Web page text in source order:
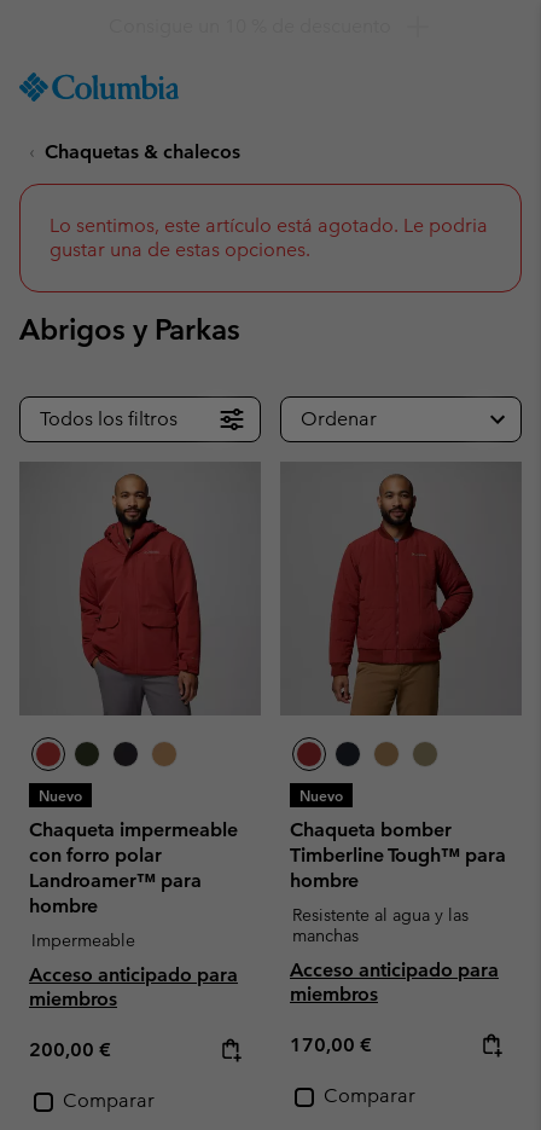
TO
SKIP
NAV
SKIP
TO
SEARCH
Chaquetas & chalecos
Lo sentimos, este artículo está agotado. Le podria
gustar una de estas opciones.
Abrigos y Parkas
Todos los filtros Ordenar
Nuevo
Chaqueta impermeable
con forro polar
Landroamer™ para
hombre
Impermeable
Acceso anticipado para
miembros
Regular price:
200,00 €
Comparar
Nuevo
Chaqueta bomber
Timberline Tough™ para
hombre
Resistente al agua y las
manchas
Acceso anticipado para
miembros
Regular price:
170,00 €
Comparar